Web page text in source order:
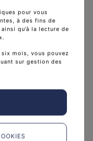
linkedin
pour vous
à des fins de
qu’à la lecture de
mois, vous pouvez
sur gestion des